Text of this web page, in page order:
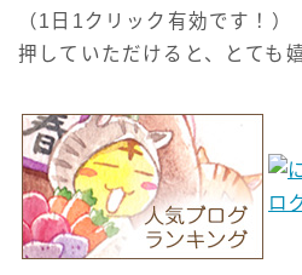
（1日1クリック有効です！）
押していただけると、とても